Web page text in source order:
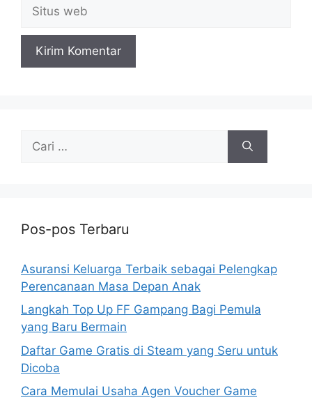
web
untuk:
Pos-pos Terbaru
Asuransi Keluarga Terbaik sebagai Pelengkap
Perencanaan Masa Depan Anak
Langkah Top Up FF Gampang Bagi Pemula
yang Baru Bermain
Daftar Game Gratis di Steam yang Seru untuk
Dicoba
Cara Memulai Usaha Agen Voucher Game